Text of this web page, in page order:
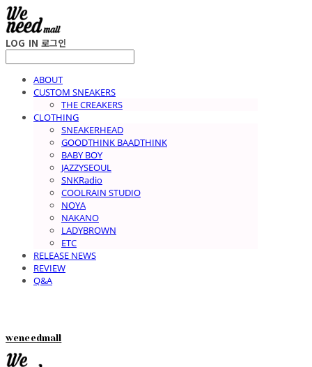
LOG IN 로그인
ABOUT
CUSTOM SNEAKERS
THE CREAKERS
CLOTHING
SNEAKERHEAD
GOODTHINK BAADTHINK
BABY BOY
JAZZYSEOUL
SNKRadio
COOLRAIN STUDIO
NOYA
NAKANO
LADYBROWN
ETC
RELEASE NEWS
REVIEW
Q&A
weneedmall